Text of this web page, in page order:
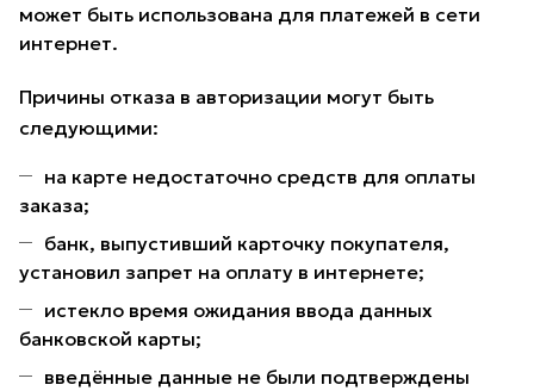
может быть использована для платежей в сети
интернет.
Причины отказа в авторизации могут быть
следующими:
на карте недостаточно средств для оплаты
заказа;
банк, выпустивший карточку покупателя,
установил запрет на оплату в интернете;
истекло время ожидания ввода данных
банковской карты;
введённые данные не были подтверждены